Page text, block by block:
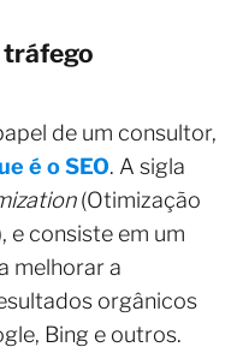
tráfego
de um consultor,
é o SEO. A sigla
(Otimização
e consiste em um
melhorar a
orgânicos
Bing e outros.